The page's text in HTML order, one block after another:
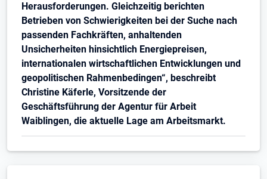
Herausforderungen. Gleichzeitig berichten
Betrieben von Schwierigkeiten bei der Suche nach
passenden Fachkräften, anhaltenden
Unsicherheiten hinsichtlich Energiepreisen,
internationalen wirtschaftlichen Entwicklungen und
geopolitischen Rahmenbedingen“, beschreibt
Christine Käferle, Vorsitzende der
Geschäftsführung der Agentur für Arbeit
Waiblingen, die aktuelle Lage am Arbeitsmarkt.